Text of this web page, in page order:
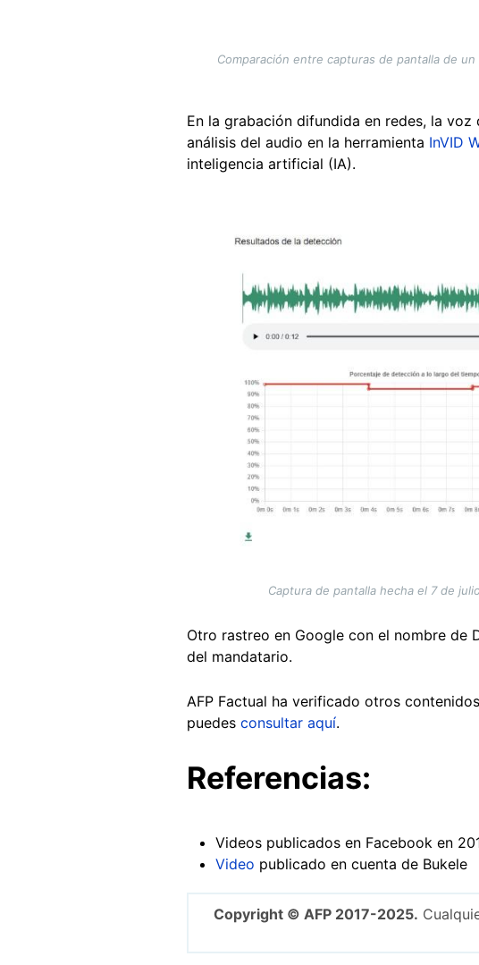
Comparación entre capturas de pantalla de
En la grabación difundida en redes, la
análisis del audio en la herramienta InVID
inteligencia artificial (IA).
Captura de pantalla hecha el 7 de
Otro rastreo en Google con el nombre de
del mandatario.
AFP Factual ha verificado otros
puedes consultar aquí.
Referencias:
Videos publicados en Facebook en
Video publicado en cuenta de Bukele
Copyright © AFP 2017-2025.